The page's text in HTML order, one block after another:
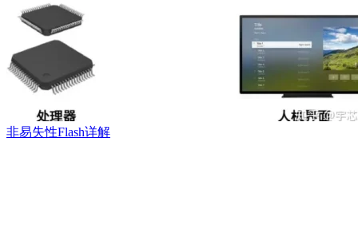
非易失性Flash详解